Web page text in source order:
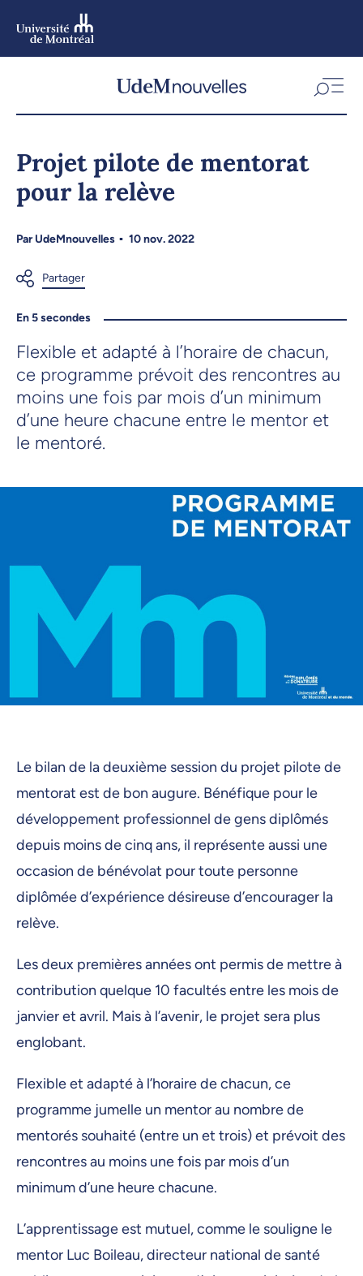
Projet pilote de mentorat
pour la relève
ParUdeMnouvelles 10 nov. 2022
En 5 secondes
Flexible et adapté à l’horaire de chacun,
ce programme prévoit des rencontres au
moins une fois par mois d’un minimum
d’une heure chacune entre le mentor et
le mentoré.
Le bilan de la deuxième session du projet pilote de
mentorat est de bon augure. Bénéfique pour le
développement professionnel de gens diplômés
depuis moins de cinq ans, il représente aussi une
occasion de bénévolat pour toute personne
diplômée d’expérience désireuse d’encourager la
relève.
Les deux premières années ont permis de mettre à
contribution quelque 10 facultés entre les mois de
janvier et avril. Mais à l’avenir, le projet sera plus
englobant.
Flexible et adapté à l’horaire de chacun, ce
programme jumelle un mentor au nombre de
mentorés souhaité (entre un et trois) et prévoit des
rencontres au moins une fois par mois d’un
minimum d’une heure chacune.
L’apprentissage est mutuel, comme le souligne le
mentor Luc Boileau, directeur national de santé